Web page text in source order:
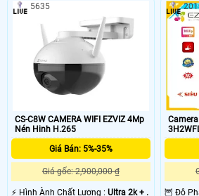
CS-C8W CAMERA WIFI EZVIZ 4Mp
Nén Hinh H.265
Giá Bán: 5%-35%
Giá gốc: 2,900,000 ₫
️⚡ Hình Ành Chất Lượng : Ultra 2k + .
5635
Camera
🦉 Độ